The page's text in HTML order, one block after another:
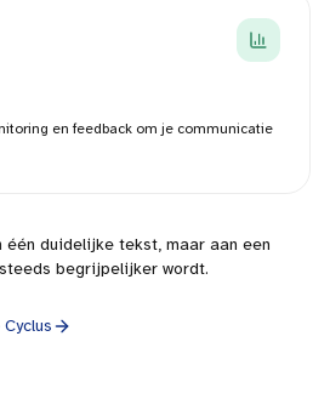
en feedback om je communicatie
duidelijke tekst, maar aan een
begrijpelijker wordt.